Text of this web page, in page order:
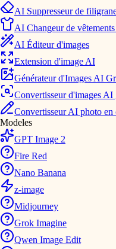
AI Suppresseur de
AI Changeur de
AI Éditeur d'images
Extension d'image AI
Générateur d'Images AI
Convertisseur d'images AI
Convertisseur AI photo en
Modeles
GPT Image 2
Fire Red
Nano Banana
z-image
Midjourney
Grok Imagine
Qwen Image Edit